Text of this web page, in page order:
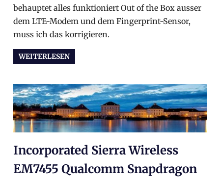
behauptet alles funktioniert Out of the Box ausser
dem LTE-Modem und dem Fingerprint-Sensor,
muss ich das korrigieren.
WEITERLESEN
Incorporated Sierra Wireless
EM7455 Qualcomm Snapdragon